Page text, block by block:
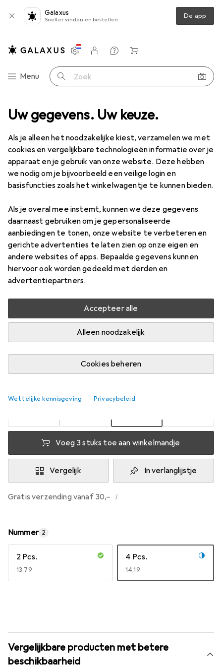
Uw gegevens. Uw keuze.
Als je alleen het noodzakelijke kiest, verzamelen we met
cookies en vergelijkbare technologieën informatie over je
apparaat en je gebruik van onze website. Deze hebben
we nodig om je bijvoorbeeld een veilige login en
basisfuncties zoals het winkelwagentje te kunnen bieden.
Als je overal mee instemt, kunnen we deze gegevens
daarnaast gebruiken om je gepersonaliseerde
aanbiedingen te tonen, onze website te verbeteren en
gerichte advertenties te laten zien op onze eigen en
andere websites of apps. Bepaalde gegevens kunnen
hiervoor ook worden gedeeld met derden en
advertentiepartners.
Accepteer alle
Alleen noodzakelijk
Cookies beheren
Wettelijke kennisgeving Privacybeleid
Galaxus
Sneller vinden en bestellen De app
Categorie navigatie
Menu Zoek op
Instellingen
Klantenaccount
Produktvergelijking
Verlanglijstje
Winkelmandje
Batterijen Batterijen Duracell Recharge Ultra
23 afbeeldingen
KWANTUMKORTING
DuracellRecharge Ultra
4 Pcs., AA, 2500 mAh
Prijs in EUR inclusief BTW
EUR
12,17 EUR
6,06 EUR
3,05 1Pcs.
Waarderingscijfers
Levering tussen za, 15-8 en wo, 19-8
Meer dan 10 stuk op voorraad bij leverancier
Laat me weten als dit product eerder beschikbaar is
EUR
14,19
per eenheid
EUR
12,81
per eenheid
EUR
12,17
per eenheid
Voeg 3 stuks toe aan winkelmandje
Vergelijk In verlanglijstje
Gratis verzending vanaf 30,– i
Nummer 2
2 Pcs.
EUR
13,79
4 Pcs.
EUR
14,19
Vergelijkbare producten met betere
beschikbaarheid